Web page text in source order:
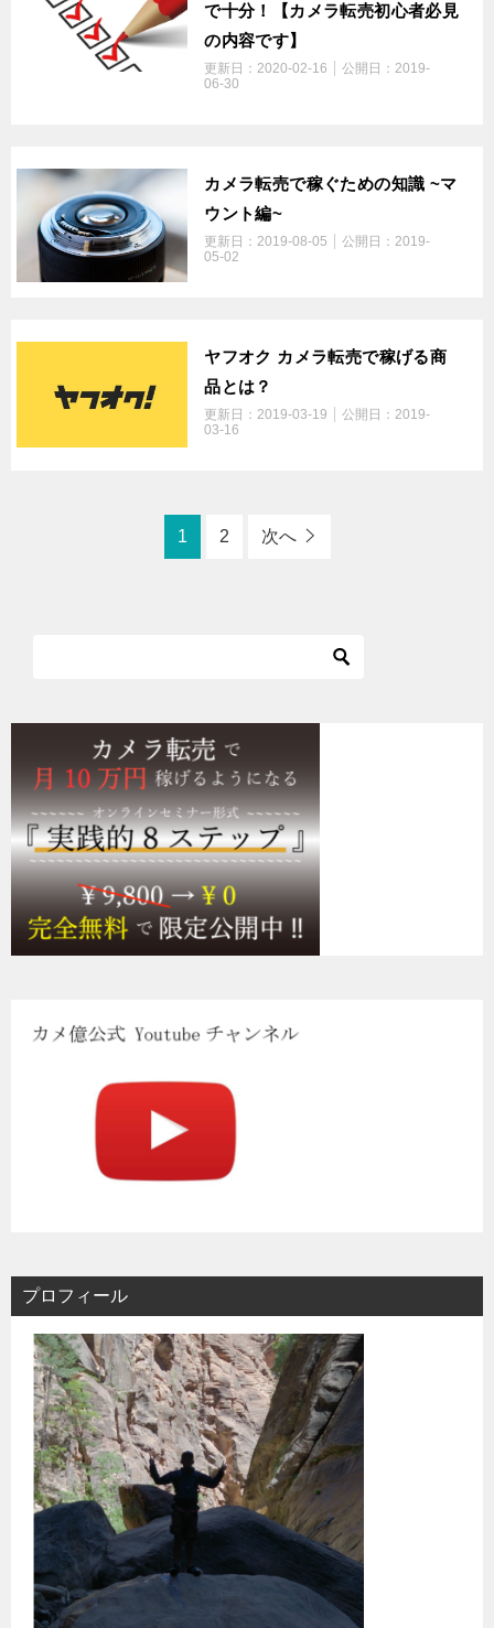
で十分！【カメラ転売初心者必見
の内容です】
更新日：2020-02-16 公開日：2019-
06-30
カメラ転売で稼ぐための知識 ~マ
ウント編~
更新日：2019-08-05 公開日：2019-
05-02
ヤフオク カメラ転売で稼げる商
品とは？
更新日：2019-03-19 公開日：2019-
03-16
1 2 次へ
プロフィール